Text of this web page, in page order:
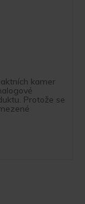
kamer
Protože se